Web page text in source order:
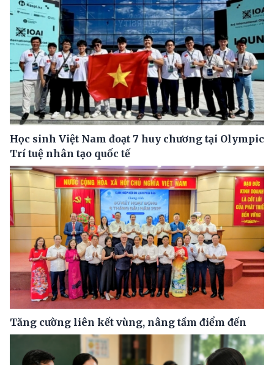
Học sinh Việt Nam đoạt 7 huy chương tại Olympic
Trí tuệ nhân tạo quốc tế
Tăng cường liên kết vùng, nâng tầm điểm đến